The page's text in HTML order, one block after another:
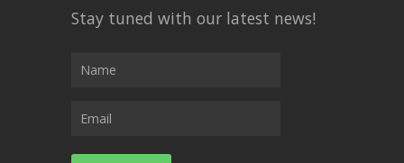
Stay tuned with our latest news!